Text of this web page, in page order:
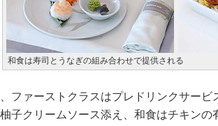
和食は寿司とうなぎの組み合わせで提供される
ファーストクラスはプレドリンクサービ
子クリームソース添え、和食はチキンの